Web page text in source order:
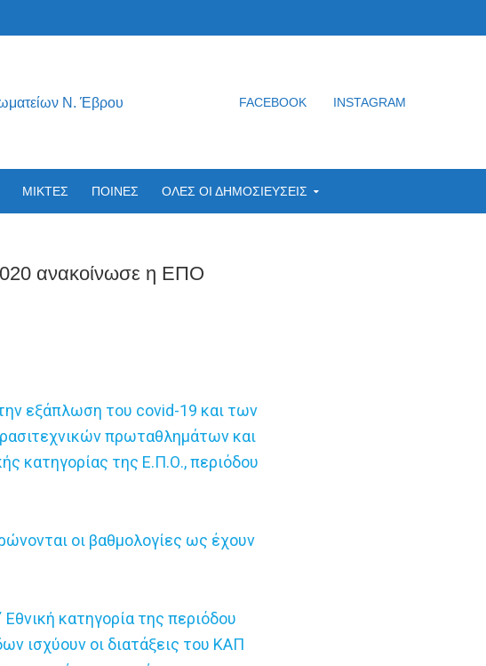
Ν. Έβρου FACEBOOK INSTAGRAM
ΜΙΚΤΕΣ ΠΟΙΝΕΣ ΟΛΕΣ ΟΙ ΔΗΜΟΣΙΕΥΣΕΙΣ
ανακοίνωσε η ΕΠΟ
εξάπλωση του covid-19 και των
πρωταθλημάτων και
κατηγορίας της Ε.Π.Ο., περιόδου
οι βαθμολογίες ως έχουν
κατηγορία της περιόδου
ισχύουν οι διατάξεις του ΚΑΠ